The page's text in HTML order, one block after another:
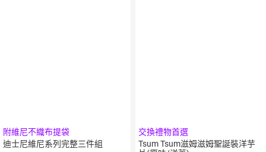
附維尼不織布提袋
迪士尼維尼系列完整三件組
交換禮物首選
Tsum Tsum滋姆滋姆聖誕裝洋芋